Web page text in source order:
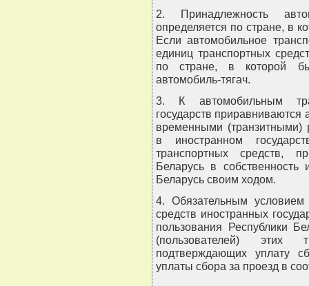
2. Принадлежность
определяется по стране, в
Если автомобильное
единиц транспортных
по стране, в которой
автомобиль-тягач.
3. К автомобильным
государств
временными (транзитными)
в иностранном
транспортных средств,
Беларусь в
Беларусь своим ходом.
4. Обязательным условием
средств иностранных
пользования Республики
(пользователей) этих
подтверждающих уплату
уплаты сбора за проезд в